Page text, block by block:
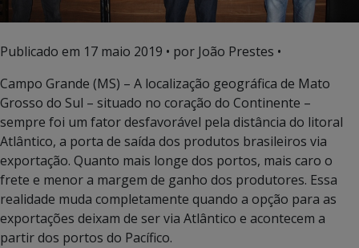
Publicado em 17 maio 2019 • por João Prestes •
Campo Grande (MS) – A localização geográfica de Mato
Grosso do Sul – situado no coração do Continente –
sempre foi um fator desfavorável pela distância do litoral
Atlântico, a porta de saída dos produtos brasileiros via
exportação. Quanto mais longe dos portos, mais caro o
frete e menor a margem de ganho dos produtores. Essa
realidade muda completamente quando a opção para as
exportações deixam de ser via Atlântico e acontecem a
partir dos portos do Pacífico.